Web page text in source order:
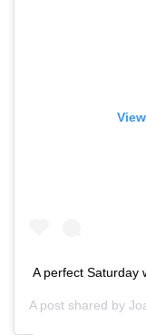
A perfect Saturday
A post shared by